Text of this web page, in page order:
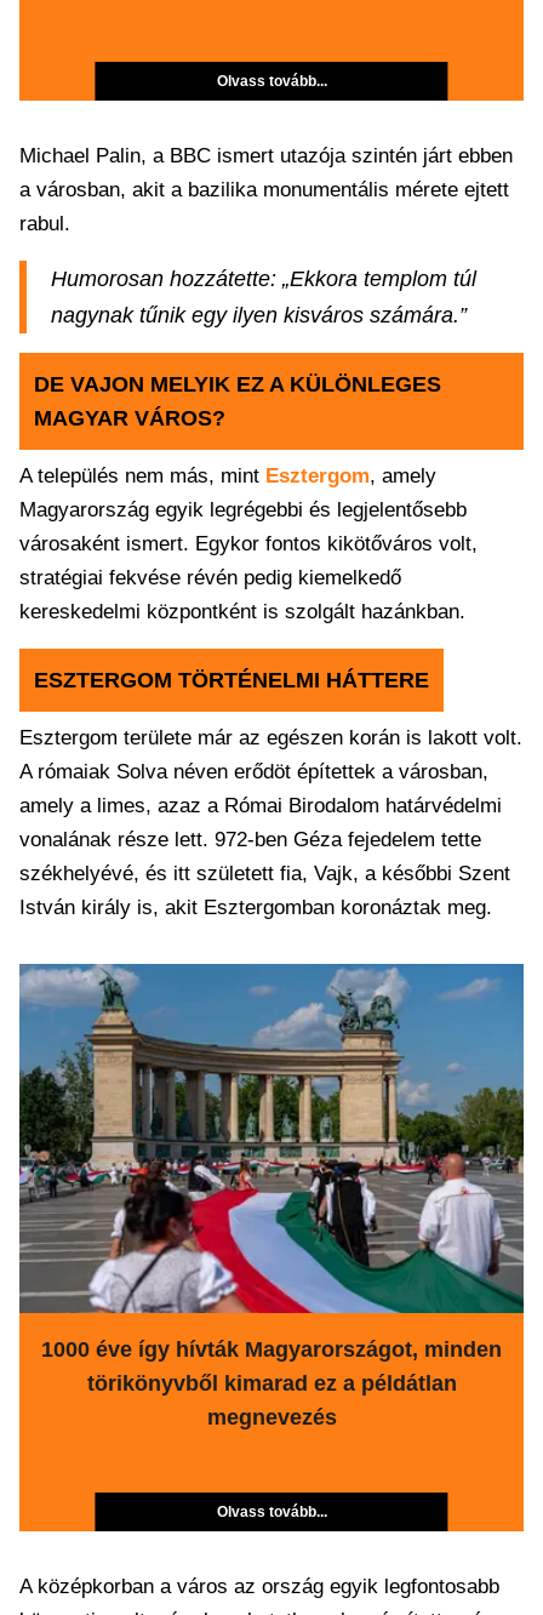
Olvass tovább...
Michael Palin, a BBC ismert utazója szintén járt ebben
a városban, akit a bazilika monumentális mérete ejtett
rabul.
Humorosan hozzátette: „Ekkora templom túl
nagynak tűnik egy ilyen kisváros számára.”
DE VAJON MELYIK EZ A KÜLÖNLEGES
MAGYAR VÁROS?
A település nem más, mint Esztergom, amely
Magyarország egyik legrégebbi és legjelentősebb
városaként ismert. Egykor fontos kikötőváros volt,
stratégiai fekvése révén pedig kiemelkedő
kereskedelmi központként is szolgált hazánkban.
ESZTERGOM TÖRTÉNELMI HÁTTERE
Esztergom területe már az egészen korán is lakott volt.
A rómaiak Solva néven erődöt építettek a városban,
amely a limes, azaz a Római Birodalom határvédelmi
vonalának része lett. 972-ben Géza fejedelem tette
székhelyévé, és itt született fia, Vajk, a későbbi Szent
István király is, akit Esztergomban koronáztak meg.
1000 éve így hívták Magyarországot, minden
törikönyvből kimarad ez a példátlan
megnevezés
Olvass tovább...
A középkorban a város az ország egyik legfontosabb